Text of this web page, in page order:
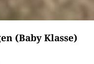
(Baby Klasse)